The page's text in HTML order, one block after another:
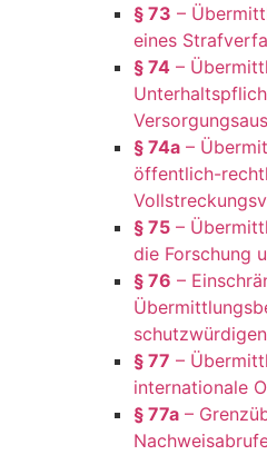
§ 73 –
eines
§ 74 –
§ 74a –
öffentlich-
§ 75 –
die Forschung
§ 76 –
§ 77 –
internationale
§ 77a –